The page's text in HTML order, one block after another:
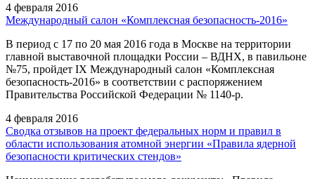
4 февраля 2016
Международный салон «Комплексная безопасность-2016»
В период с 17 по 20 мая 2016 года в Москве на территории
главной выставочной площадки России – ВДНХ, в павильоне
№75, пройдет IX Международный салон «Комплексная
безопасность-2016» в соответствии с распоряжением
Правительства Российской Федерации № 1140-р.
4 февраля 2016
Сводка отзывов на проект федеральных норм и правил в
области использования атомной энергии «Правила ядерной
безопасности критических стендов»